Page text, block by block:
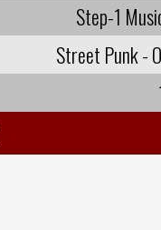
Step-1
Street Punk -